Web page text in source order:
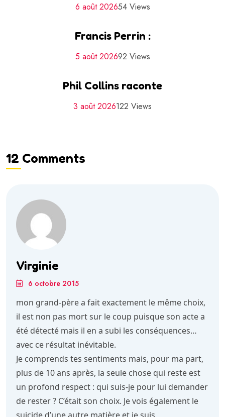
6 août 202654 Views
Francis Perrin :
5 août 202692 Views
Phil Collins raconte
3 août 2026122 Views
12 Comments
Virginie
6 octobre 2015
mon grand-père a fait exactement le même choix,
il est non pas mort sur le coup puisque son acte a
été détecté mais il en a subi les conséquences…
avec ce résultat inévitable.
Je comprends tes sentiments mais, pour ma part,
plus de 10 ans après, la seule chose qui reste est
un profond respect : qui suis-je pour lui demander
de rester ? C’était son choix. Je vois également le